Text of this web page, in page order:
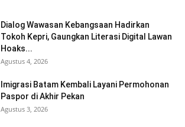
Dialog Wawasan Kebangsaan Hadirkan
Tokoh Kepri, Gaungkan Literasi Digital Lawan
Hoaks...
Agustus 4, 2026
Imigrasi Batam Kembali Layani Permohonan
Paspor di Akhir Pekan
Agustus 3, 2026